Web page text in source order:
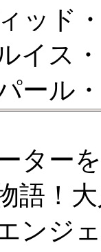
ッド
・ス
ール
ター
語！
ンジ